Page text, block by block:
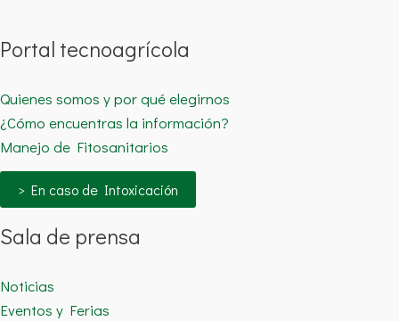
Portal tecnoagrícola
Quienes somos y por qué elegirnos
¿Cómo encuentras la información?
Manejo de Fitosanitarios
> En caso de Intoxicación
Sala de prensa
Noticias
Eventos y Ferias